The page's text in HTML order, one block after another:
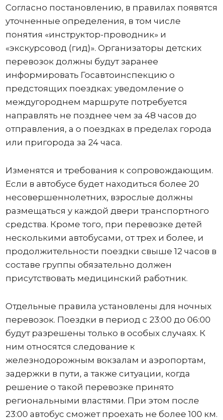
Согласно постановлению, в правилах появятся
уточненные определения, в том числе
понятия «инструктор-проводник» и
«экскурсовод (гид)». Организаторы детских
перевозок должны будут заранее
информировать Госавтоинспекцию о
предстоящих поездках: уведомление о
междугороднем маршруте потребуется
направлять не позднее чем за 48 часов до
отправления, а о поездках в пределах города
или пригорода за 24 часа.
Изменятся и требования к сопровождающим.
Если в автобусе будет находиться более 20
несовершеннолетних, взрослые должны
размещаться у каждой двери транспортного
средства. Кроме того, при перевозке детей
несколькими автобусами, от трех и более, и
продолжительности поездки свыше 12 часов в
составе группы обязательно должен
присутствовать медицинский работник.
Отдельные правила установлены для ночных
перевозок. Поездки в период с 23:00 до 06:00
будут разрешены только в особых случаях. К
ним относятся следование к
железнодорожным вокзалам и аэропортам,
задержки в пути, а также ситуации, когда
решение о такой перевозке принято
региональными властями. При этом после
23:00 автобус сможет проехать не более 100 км.